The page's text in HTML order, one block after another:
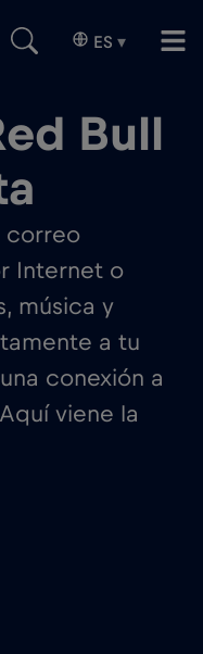
ES ▾
Bull
correo
Internet o
música y
a tu
conexión a
viene la